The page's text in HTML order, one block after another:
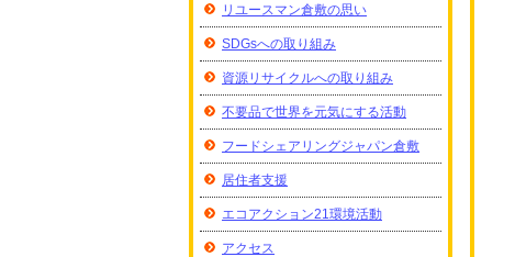
リユースマン倉敷の思い
SDGsへの取り組み
資源リサイクルへの取り組み
不要品で世界を元気にする活動
フードシェアリングジャパン倉敷
居住者支援
エコアクション21環境活動
アクセス